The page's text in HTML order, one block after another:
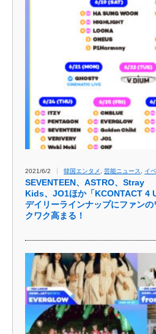
2021/6/2 韓国エンタメ 芸能ニュース イ
SEVENTEEN、ASTRO、Stray
Kids、JO1ほか「KCONTACT 4 U
デイリーラインナップにファンの
クワク高まる！